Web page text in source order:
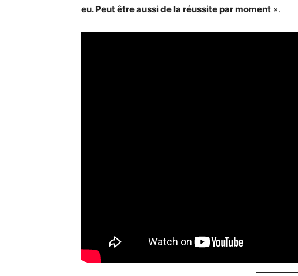
eu. Peut être aussi de la réussite par moment ».